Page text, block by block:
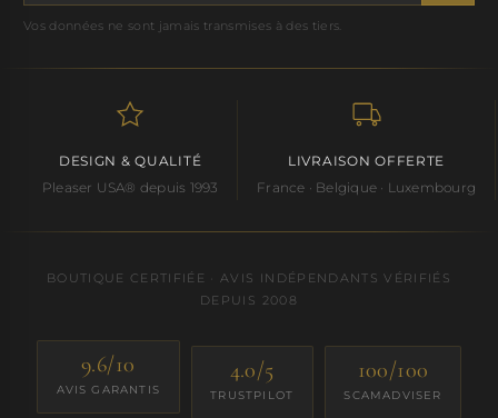
Vos données ne sont jamais transmises à des tiers.
DESIGN & QUALITÉ
Pleaser USA® depuis 1993
LIVRAISON OFFERTE
France · Belgique · Luxembourg
BOUTIQUE CERTIFIÉE · AVIS INDÉPENDANTS VÉRIFIÉS
DEPUIS 2008
9.6/10
AVIS GARANTIS
4.0/5
TRUSTPILOT
100/100
SCAMADVISER